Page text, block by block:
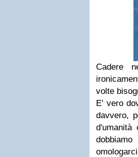
Cadere
volte
E' vero
davvero,
d'umanità